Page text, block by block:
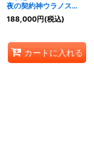
夜の契約神ウラノス
(CHAMPION)【契約X】
{BS70-CX03}《黄》
188,000円(税込)
カートに入れる